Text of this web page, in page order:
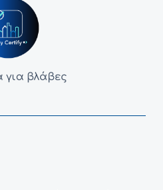
για βλάβες